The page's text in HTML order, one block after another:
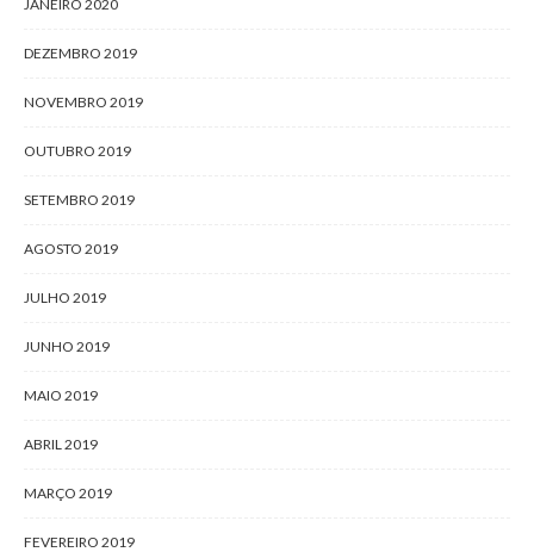
JANEIRO 2020
DEZEMBRO 2019
NOVEMBRO 2019
OUTUBRO 2019
SETEMBRO 2019
AGOSTO 2019
JULHO 2019
JUNHO 2019
MAIO 2019
ABRIL 2019
MARÇO 2019
FEVEREIRO 2019